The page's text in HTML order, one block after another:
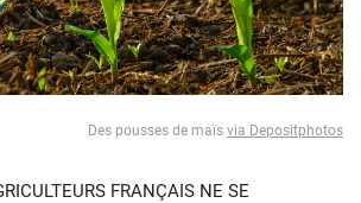
Des pousses de maïs via Depositphotos
FRANÇAIS NE SE